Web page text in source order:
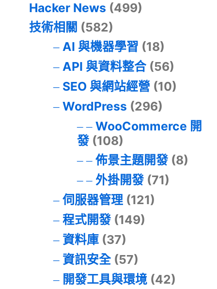
Hacker News (499)
技術相關 (582)
AI 與機器學習 (18)
API 與資料整合(56)
SEO 與網站經營 (10)
WordPress (296)
WooCommerce 開
發(108)
佈景主題開發(8)
外掛開發(71)
伺服器管理(121)
程式開發(149)
資料庫(37)
資訊安全(57)
開發工具與環境(42)